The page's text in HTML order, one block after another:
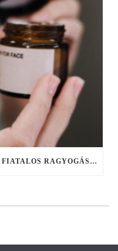
TERMÉSZETES ARCKRÉMEK – FIATALOS RAGYOGÁS A TERMÉSZET EREJÉVEL